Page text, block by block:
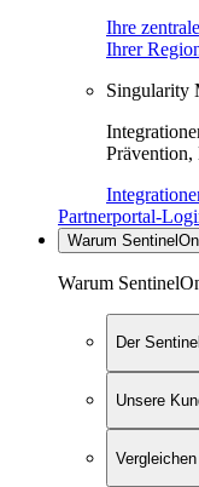
Ihre
Ihrer
Singularity
Prävention,
Partnerportal-
Warum
Warum
Der
Unsere
Vergleichen